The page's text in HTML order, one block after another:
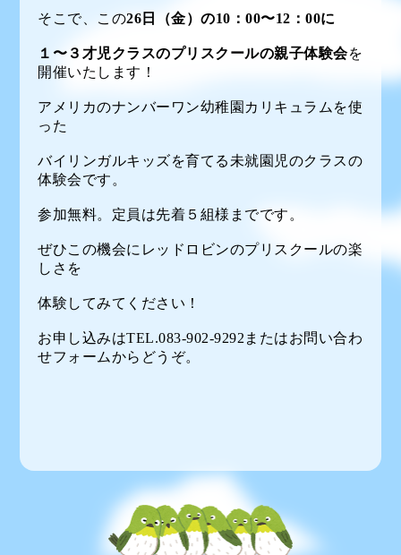
そこで、この26日（金）の10：00〜12：00に
１〜３才児クラスのプリスクールの親子体験会を
開催いたします！
アメリカのナンバーワン幼稚園カリキュラムを使
った
バイリンガルキッズを育てる未就園児のクラスの
体験会です。
参加無料。定員は先着５組様までです。
ぜひこの機会にレッドロビンのプリスクールの楽
しさを
体験してみてください！
お申し込みはTEL.083-902-9292またはお問い合わ
せフォームからどうぞ。